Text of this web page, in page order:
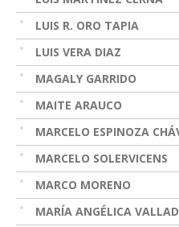
LUIS R. ORO TAPIA
LUIS VERA DIAZ
MAGALY GARRIDO
MAITE ARAUCO
MARCELO ESPINOZA
MARCELO SOLERVICENS
MARCO MORENO
MARÍA ANGÉLICA